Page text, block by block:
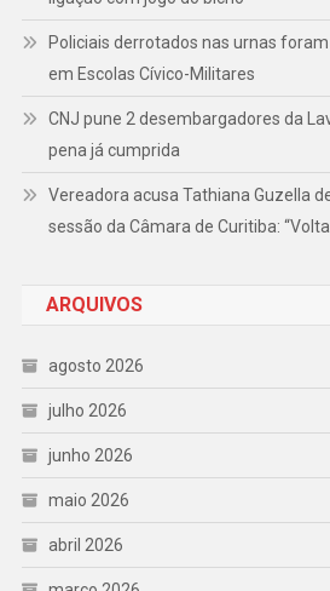
Policiais derrotados nas urnas
em Escolas Cívico-Militares
CNJ pune 2 desembargadores da
pena já cumprida
Vereadora acusa Tathiana Guzella
sessão da Câmara de Curitiba:
ARQUIVOS
agosto 2026
julho 2026
junho 2026
maio 2026
abril 2026